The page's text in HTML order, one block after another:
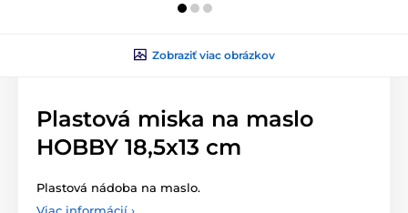
Zobraziť viac obrázkov
Plastová miska na maslo
HOBBY 18,5x13 cm
Plastová nádoba na maslo.
Viac informácií ›